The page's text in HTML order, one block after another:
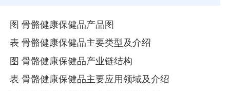
图 骨骼健康保健品产品图
表 骨骼健康保健品主要类型及介绍
图 骨骼健康保健品产业链结构
表 骨骼健康保健品主要应用领域及介绍